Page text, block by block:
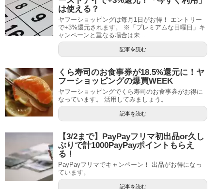
は使える？
ヤフーショッピングは毎月1日がお得！ エントリー
で+3%還元されます。 ※「プレミアムな日曜日」キ
ャンペーンと重なる場合は未...
記事を読む
くら寿司のお食事券が18.5%還元に！ヤ
フーショッピングの爆買WEEK
ヤフーショッピングでくら寿司のお食事券がお得に
なっています。 活用してみましょう。
記事を読む
【3/2まで】PayPayフリマ初出品or久し
ぶりで計1000PayPayポイントもらえ
る！
PayPayフリマでキャンペーン！ 出品がお得になっ
ています。
記事を読む